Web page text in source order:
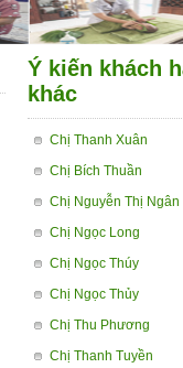
Ý kiến khách
khác
Chị Thanh Xuân
Chị Bích Thuần
Chị Nguyễn Thị Ngân
Chị Ngọc Long
Chị Ngọc Thúy
Chị Ngọc Thủy
Chị Thu Phương
Chị Thanh Tuyền